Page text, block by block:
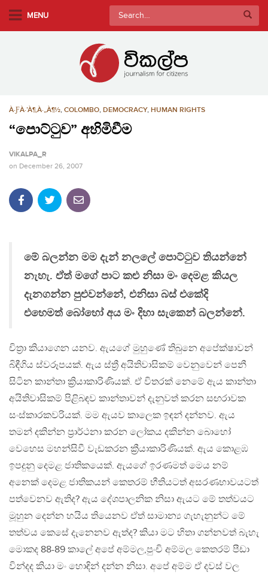
MENU
Search
for:
À·ƑÀ·’À¶‚À·„À¶½, COLOMBO, DEMOCRACY, HUMAN RIGHTS
“පොට්ටුව” අහිමිවීම
VIKALPA_R
on December 26, 2007
මේ බලන්න මම දැන් නලලේ පොට්ටුව තියන්නේ
නැහැ. ඒත් මගේ පාට කළු නිසා මං දෙමළ කියල
දැනගන්න පුළුවන්නේ, එනිසා බස් එකේදි
එහෙමත් බෝහෝ අය මං දිහා සැකෙන් බලන්නේ.
චිත්‍රා කියාගෙන යනව. ඇයගේ මුහුණේ තිබුනෙ අපේක්ෂාවන්
බිඳීගිය ස්වරූපයක්. ඇය ස්ත්‍රී අයිතිවාසිකම් වෙනුවෙන් පෙනී
සිටින කාන්තා ක්‍රියාකාරිණියක්. ඒ විතරක් නෙමේ ඇය කාන්තා
අයිතිවාසිකම් පිළිබඳව කාන්තාවන් දැනුවත් කරන සඟරාවක
සංස්කාරකවරියක්. මම ඇයව කාලෙක ඉඳන් දන්නව. ඇය
තමන් දකින්න ප්‍රාර්ථනා කරන ලෝකය දකින්න බොහෝ
වෙහෙස මහන්සිවී වැඩකරන ක්‍රීයාකාරිණියක්. ඇය කොළඹ
ඉපදුනු දෙමළ ජාතිකයෙක්. ඇයගේ ඉරණමත් මෙය නම්
අනෙක් දෙමළ ජාතිකයන් කෙතරම් භීතියටත් අසරණභාවයටත්
පත්වෙනව ඇතිද? ඇය දේශපාලනික නිසා ඇයට මේ තත්වයට
මූහුන දෙන්න හයිය තියෙනව ඒත් සාමාන්‍ය ගැහැනුන්ට මේ
තත්වය කෙසේ දැනෙනව ඇත්ද? කියා මට හිතා ගන්නවත් බැහැ
මොකද 88-89 කාලේ අපේ අම්මල,පුංචි අම්මල කෙතරම් පීඩා
වින්දද කියා මං හොඳින් දන්න නිසා. අපේ අම්ම ඒ දවස් වල